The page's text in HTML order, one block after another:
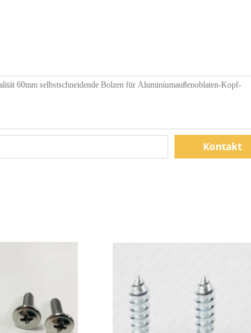
Kontakt